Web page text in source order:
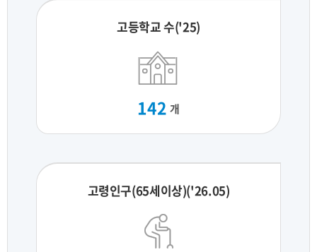
고등학교 수('25)
142 개
고령인구(65세이상)('26.05)